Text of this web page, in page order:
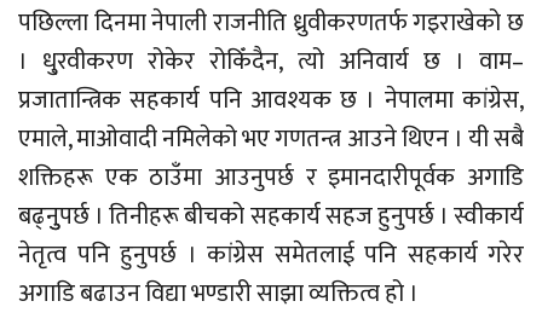
पछिल्ला दिनमा नेपाली राजनीति ध्रुवीकरणतर्फ गइराखेको छ
। धु्रवीकरण रोकेर रोकिँदैन, त्यो अनिवार्य छ । वाम–
प्रजातान्त्रिक सहकार्य पनि आवश्यक छ । नेपालमा कांग्रेस,
एमाले, माओवादी नमिलेको भए गणतन्त्र आउने थिएन । यी सबै
शक्तिहरू एक ठाउँमा आउनुपर्छ र इमानदारीपूर्वक अगाडि
बढ्नुुपर्छ । तिनीहरू बीचको सहकार्य सहज हुनुपर्छ । स्वीकार्य
नेतृत्व पनि हुनुपर्छ । कांग्रेस समेतलाई पनि सहकार्य गरेर
अगाडि बढाउन विद्या भण्डारी साझा व्यक्तित्व हो ।